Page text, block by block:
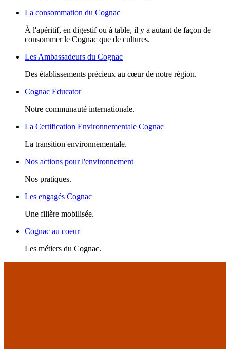
La consommation du Cognac
À l'apéritif, en digestif ou à table, il y a autant de façon de
consommer le Cognac que de cultures.
Les Ambassadeurs du Cognac
Des établissements précieux au cœur de notre région.
Cognac Educator
Notre communauté internationale.
La Certification Environnementale Cognac
La transition environnementale.
Nos actions pour l'environnement
Nos pratiques.
Les engagés Cognac
Une filière mobilisée.
Cognac au coeur
Les métiers du Cognac.